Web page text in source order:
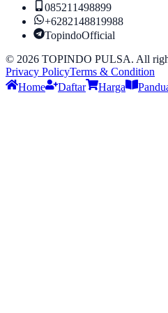
085211498899
+6282148819988
TopindoOfficial
© 2026 TOPINDO PULSA. All
Privacy PolicyTerms & Condition
Home
Daftar Harga